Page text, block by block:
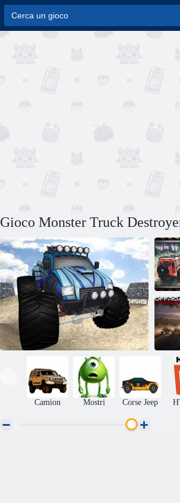
Gioco Monster Truck
Camion Mostri Corse Jeep